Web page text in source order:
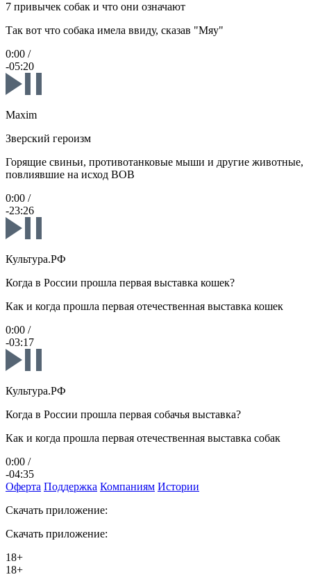
7 привычек собак и что они означают
Так вот что собака имела ввиду, сказав "Мяу"
0:00 /
-05:20
Maxim
Зверский героизм
Горящие свиньи, противотанковые мыши и другие животные,
повлиявшие на исход ВОВ
0:00 /
-23:26
Культура.РФ
Когда в России прошла первая выставка кошек?
Как и когда прошла первая отечественная выставка кошек
0:00 /
-03:17
Культура.РФ
Когда в России прошла первая собачья выставка?
Как и когда прошла первая отечественная выставка собак
0:00 /
-04:35
Оферта Поддержка Компаниям Истории
Скачать приложение:
Скачать приложение:
18+
18+